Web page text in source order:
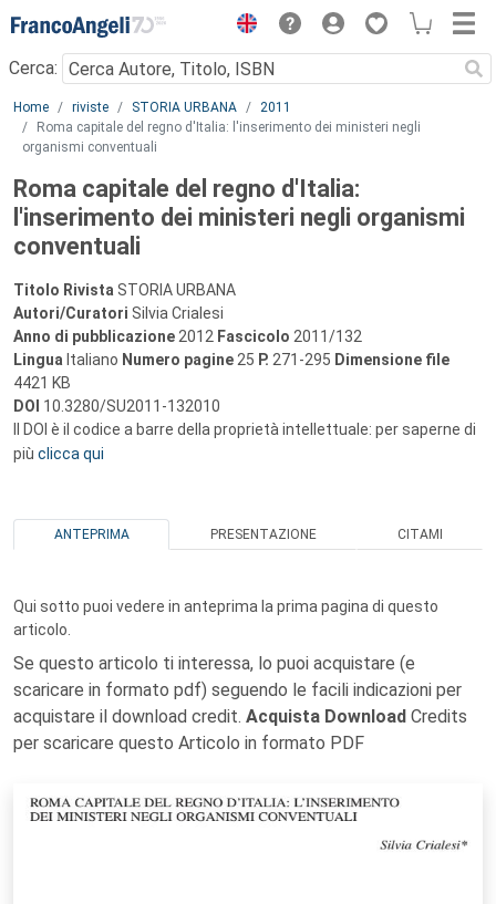
Menu
Cerca:
Main content
Home riviste STORIA URBANA
2011
Roma capitale del regno d'Italia: l'inserimento dei ministeri negli
organismi conventuali
Roma capitale del regno d'Italia:
l'inserimento dei ministeri negli organismi
conventuali
Titolo Rivista STORIA URBANA
Autori/Curatori Silvia Crialesi
Anno di pubblicazione 2012 Fascicolo 2011/132
Lingua Italiano Numero pagine 25 P. 271-295 Dimensione file
4421 KB
DOI 10.3280/SU2011-132010
Il DOI è il codice a barre della proprietà intellettuale: per saperne di
più clicca qui
ANTEPRIMA PRESENTAZIONE CITAMI
Qui sotto puoi vedere in anteprima la prima pagina di questo
articolo.
Se questo articolo ti interessa, lo puoi acquistare (e
scaricare in formato pdf) seguendo le facili indicazioni per
acquistare il download credit. Acquista Download Credits
per scaricare questo Articolo in formato PDF